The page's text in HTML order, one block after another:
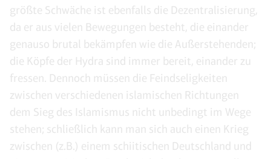
größte Schwäche ist ebenfalls die Dezentralisierung,
da er aus vielen Bewegungen besteht, die einander
genauso brutal bekämpfen wie die Außerstehenden;
die Köpfe der Hydra sind immer bereit, einander zu
fressen. Dennoch müssen die Feindseligkeiten
zwischen verschiedenen islamischen Richtungen
dem Sieg des Islamismus nicht unbedingt im Wege
stehen; schließlich kann man sich auch einen Krieg
zwischen (z.B.) einem schiitischen Deutschland und